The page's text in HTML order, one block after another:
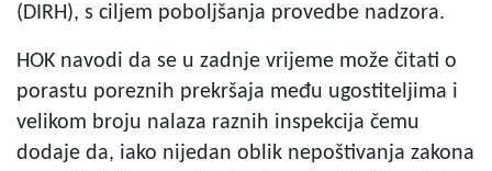
(DIRH), s ciljem poboljšanja provedbe nadzora.
HOK navodi da se u zadnje vrijeme može čitati o
porastu poreznih prekršaja među ugostiteljima i
velikom broju nalaza raznih inspekcija čemu
dodaje da, iako nijedan oblik nepoštivanja zakona